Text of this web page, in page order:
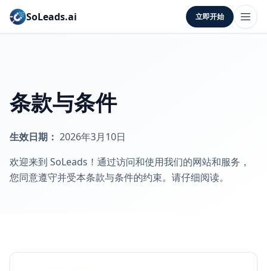
SoLeads.ai 立即开始
条款与条件
生效日期： 2026年3月10日
欢迎来到 SoLeads！通过访问和使用我们的网站和服务，
您同意遵守并受本条款与条件的约束。请仔细阅读。